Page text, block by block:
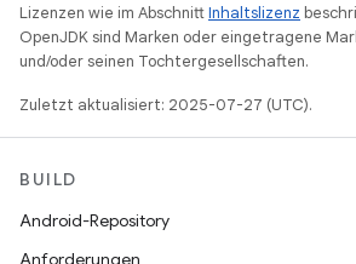
Lizenzen wie im AbschnittInhaltslizenz
OpenJDK sind Marken oder eingetragene
und/oder seinen Tochtergesellschaften.
Zuletzt aktualisiert: 2025-07-27 (UTC).
BUILD
Android-Repository
Anforderungen